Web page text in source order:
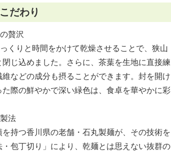
だわり
贅沢
くりと時間をかけて乾燥させることで、狭山
じ込めました。さらに、茶葉を生地に直接練
などの成分も摂ることができます。封を開け
際の鮮やかで深い緑色は、食卓を華やかに彩
石丸製麺」独自の製法
持つ香川県の老舗・石丸製麺が、その技術を
包丁切り」により、乾麺とは思えない抜群の